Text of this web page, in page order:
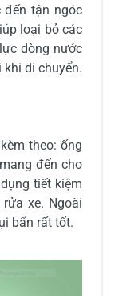
đến tận ngóc
loại bỏ các
dòng nước
di chuyển.
theo: ống
đến cho
tiết kiệm
xe. Ngoài
bẩn rất tốt.